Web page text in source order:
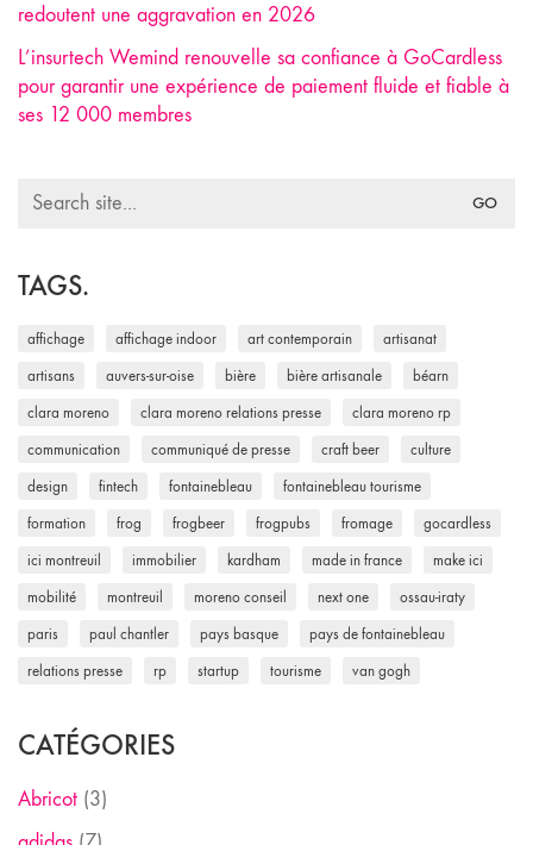
redoutent une aggravation en 2026
L’insurtech Wemind renouvelle sa confiance à GoCardless
pour garantir une expérience de paiement fluide et fiable à
ses 12 000 membres
Search
TAGS.
affichage affichage indoor art contemporain artisanat
artisans auvers-sur-oise bière bière artisanale béarn
clara moreno clara moreno relations presse clara moreno rp
communication communiqué de presse craft beer culture
design fintech fontainebleau fontainebleau tourisme
formation frog frogbeer frogpubs fromage gocardless
ici montreuil immobilier kardham made in france make ici
mobilité montreuil moreno conseil next one ossau-iraty
paris paul chantler pays basque pays de fontainebleau
relations presse rp startup tourisme van gogh
CATÉGORIES
Abricot (3)